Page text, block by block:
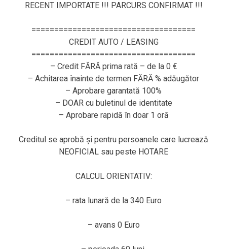
RECENT IMPORTATE !!! PARCURS CONFIRMAT !!!
====================================
CREDIT AUTO / LEASING
====================================
– Credit FĂRĂ prima rată – de la 0 €
– Achitarea înainte de termen FĂRĂ % adăugător
– Aprobare garantată 100%
– DOAR cu buletinul de identitate
– Aprobare rapidă în doar 1 oră
Creditul se aprobă și pentru persoanele care lucrează
NEOFICIAL sau peste HOTARE
CALCUL ORIENTATIV:
– rata lunară de la 340 Euro
– avans 0 Euro